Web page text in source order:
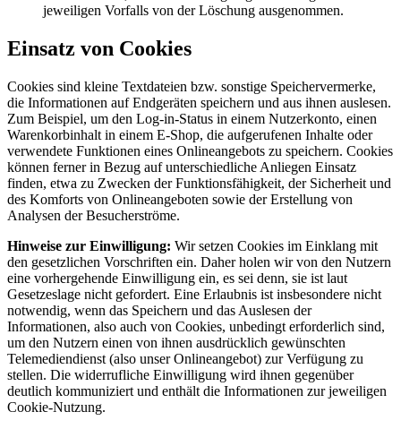
jeweiligen Vorfalls von der Löschung ausgenommen.
Einsatz von Cookies
Cookies sind kleine Textdateien bzw. sonstige Speichervermerke,
die Informationen auf Endgeräten speichern und aus ihnen auslesen.
Zum Beispiel, um den Log-in-Status in einem Nutzerkonto, einen
Warenkorbinhalt in einem E-Shop, die aufgerufenen Inhalte oder
verwendete Funktionen eines Onlineangebots zu speichern. Cookies
können ferner in Bezug auf unterschiedliche Anliegen Einsatz
finden, etwa zu Zwecken der Funktionsfähigkeit, der Sicherheit und
des Komforts von Onlineangeboten sowie der Erstellung von
Analysen der Besucherströme.
Hinweise zur Einwilligung: Wir setzen Cookies im Einklang mit
den gesetzlichen Vorschriften ein. Daher holen wir von den Nutzern
eine vorhergehende Einwilligung ein, es sei denn, sie ist laut
Gesetzeslage nicht gefordert. Eine Erlaubnis ist insbesondere nicht
notwendig, wenn das Speichern und das Auslesen der
Informationen, also auch von Cookies, unbedingt erforderlich sind,
um den Nutzern einen von ihnen ausdrücklich gewünschten
Telemediendienst (also unser Onlineangebot) zur Verfügung zu
stellen. Die widerrufliche Einwilligung wird ihnen gegenüber
deutlich kommuniziert und enthält die Informationen zur jeweiligen
Cookie-Nutzung.